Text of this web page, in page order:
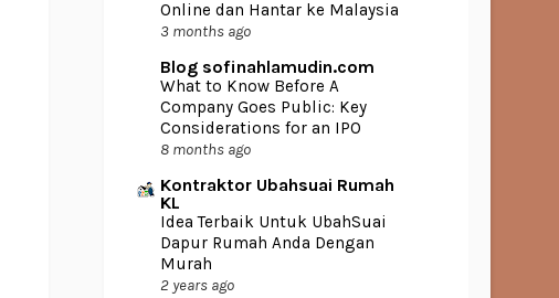
Online dan Hantar ke Malaysia
3 months ago
Blog sofinahlamudin.com
What to Know Before A
Company Goes Public: Key
Considerations for an IPO
8 months ago
Kontraktor Ubahsuai Rumah
KL
Idea Terbaik Untuk UbahSuai
Dapur Rumah Anda Dengan
Murah
2 years ago